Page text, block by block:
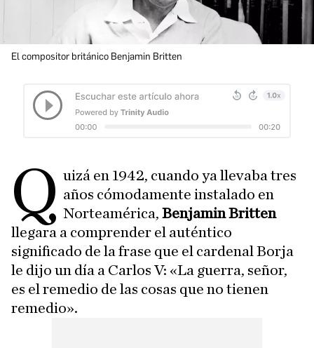
El compositor británico Benjamin Britten
Q uizá en 1942, cuando ya llevaba tres
años cómodamente instalado en
Norteamérica,Benjamin Britten
llegara a comprender el auténtico
significado de la frase que el cardenal Borja
le dijo un día a Carlos V: «La guerra, señor,
es el remedio de las cosas que no tienen
remedio».